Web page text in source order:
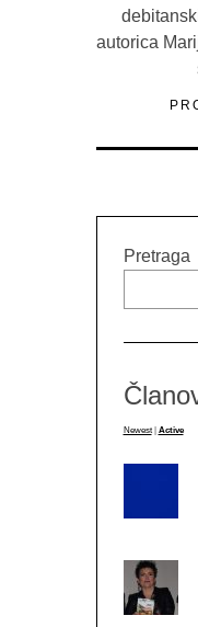
autorica
Pretraga
Newest Active